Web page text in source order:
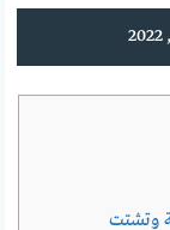
وتشتت